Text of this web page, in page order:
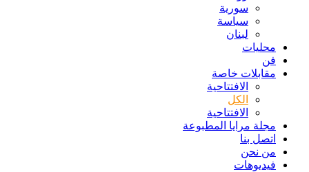
سورية
سياسة
لبنان
محليات
فن
مقابلات خاصة
الافتتاحیة
الكل
الافتتاحیة
مجلة مرايا المطبوعة
اتصل بنا
من نحن
فيديوهات